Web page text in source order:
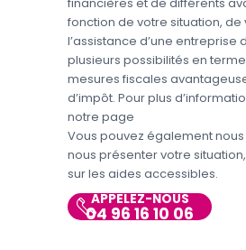
fonction de votre situation,
l’assistance d’une entreprise
plusieurs possibilités en
mesures fiscales
d’impôt. Pour plus
notre page
Vous pouvez également
nous présenter votre
sur les aides accessibles.
APPELEZ-NOUS
04 96 16 10 06